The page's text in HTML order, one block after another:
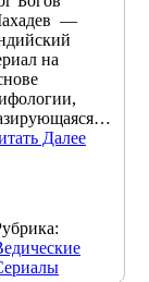
—
на
Далее